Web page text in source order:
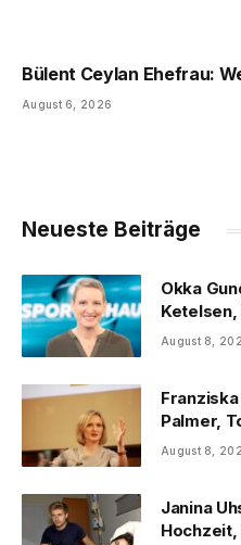
Bülent Ceylan Ehefrau:
August 6, 2026
Neueste Beiträge
Okka
August 8,
Palmer,
August 8,
Janina
Hochzeit,